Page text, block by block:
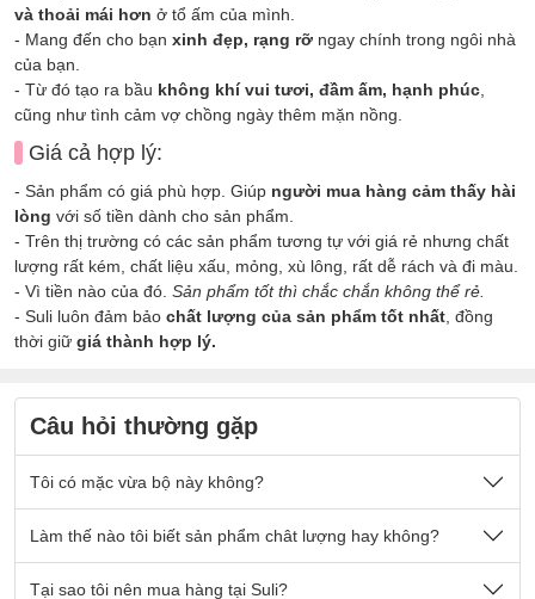
và thoải mái hơn ở tổ ấm của mình.
- Mang đến cho bạn xinh đẹp, rạng rỡ ngay chính trong ngôi nhà
của bạn.
- Từ đó tạo ra bầu không khí vui tươi, đầm ấm, hạnh phúc
cũng như tình cảm vợ chồng ngày thêm mặn nồng.
Giá cả hợp lý:
- Sản phẩm có giá phù hợp. Giúp người mua hàng cảm thấy hài
lòng với số tiền dành cho sản phẩm.
- Trên thị trường có các sản phẩm tương tự với giá rẻ nhưng chất
lượng rất kém, chất liệu xấu, mỏng, xù lông, rất dễ rách và đi màu.
- Vì tiền nào của đó. Sản phẩm tốt thì chắc chắn không thể rẻ.
- Suli luôn đảm bảo chất lượng của sản phẩm tốt nhất , đồng
thời giữ giá thành hợp lý.
Câu hỏi thường gặp
Tôi có mặc vừa bộ này không?
Nếu quý khách có cân nặng nằm trong số kg ở mô tả sản
phẩm thì sẽ mặc vừa đẹp ạ.
Sản phẩm được thiết kế thoải mái phù hợp cho tất cả mọi
Làm thế nào tôi biết sản phẩm chât lượng hay không?
- Chất vải tại Suli luôn làchất vải loại 1 cao cấp
Tại sao tôi nên mua hàng tại Suli?